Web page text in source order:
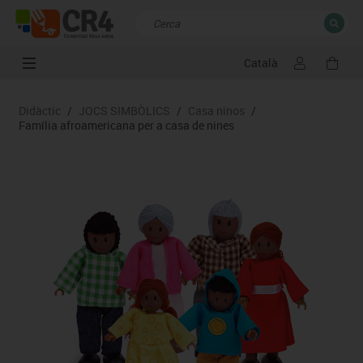
Català
Resultats de la recerca TANCAR
Didàctic / JOCS SIMBÒLICS / Casa ninos /
Família afroamericana per a casa de nines